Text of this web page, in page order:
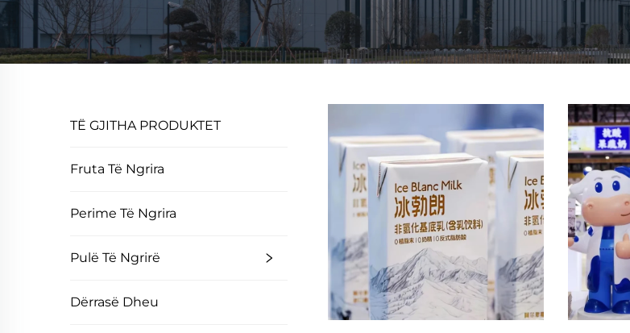
TË GJITHA PRODUKTET
Fruta Të Ngrira
Perime Të Ngrira
Pulë Të Ngrirë
Dërrasë Dheu